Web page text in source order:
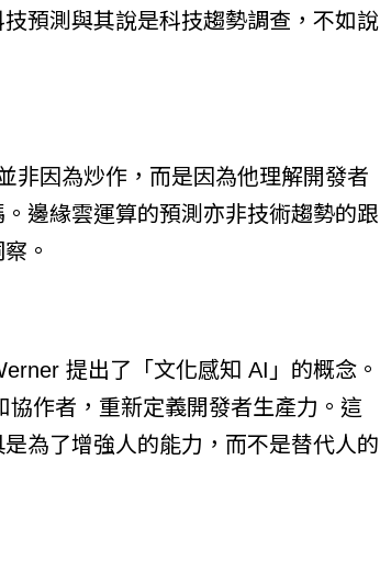
預測與其說是科技趨勢調查，不如說
非因為炒作，而是因為他理解開發者
邊緣雲運算的預測亦非技術趨勢的跟
。
提出了「文化感知 AI」的概念。
作者，重新定義開發者生產力。這
為了增強人的能力，而不是替代人的